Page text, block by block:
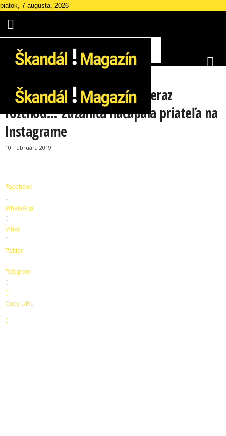
piatok, 7 augusta, 2026
Pred mesiacom zásnuby a teraz
rozchod… Zuzanita načapala priateľa na
Instagrame
10. februára 2019
Facebook
WhatsApp
Viber
Twitter
Telegram
Copy URL